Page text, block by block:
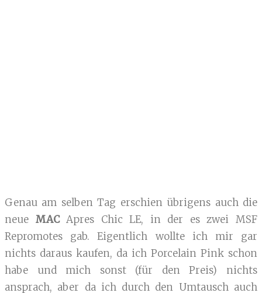
Genau am selben Tag erschien übrigens auch die
neue MACApres Chic LE, in der es zwei MSF
Repromotes gab. Eigentlich wollte ich mir gar
nichts daraus kaufen, da ich Porcelain Pink schon
habe und mich sonst (für den Preis) nichts
ansprach, aber da ich durch den Umtausch auch